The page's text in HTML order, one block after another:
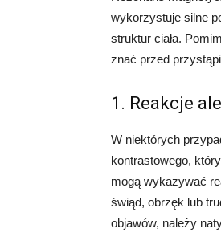
wykorzystuje silne
struktur ciała.
znać przed
1. Reakcje
W niektórych
kontrastowego,
mogą wykazywać
świąd, obrzęk lub
objawów, należy